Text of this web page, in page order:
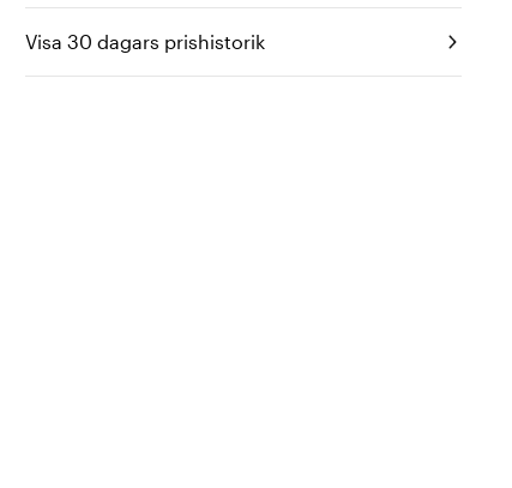
Visa 30 dagars prishistorik